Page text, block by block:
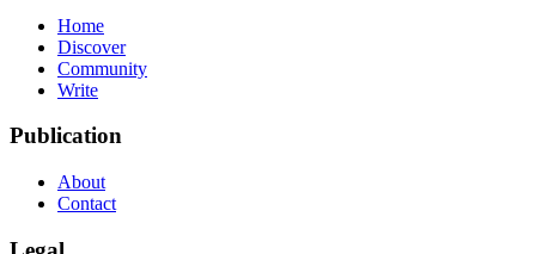
Home
Discover
Community
Write
Publication
About
Contact